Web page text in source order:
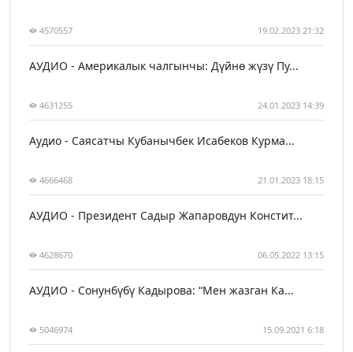
4570557 19.02.2023 21:32
АУДИО - Америкалык чалгынчы: Дүйнө жүзү Пу...
4631255 24.01.2023 14:39
Аудио - Саясатчы Кубанычбек Исабеков Курма...
4666468 21.01.2023 18:15
АУДИО - Президент Садыр Жапаровдун Констит...
4628670 06.05.2022 13:15
АУДИО - Сонунбүбү Кадырова: “Мен жазган Ка...
5046974 15.09.2021 6:18